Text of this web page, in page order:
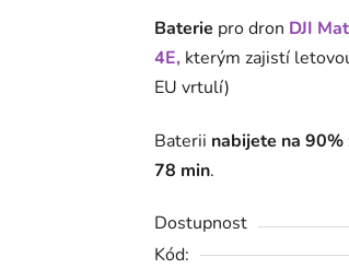
produktu
je
5,0
5
hvězdiček.
Baterie pro dron DJI
4E, kterým zajistí
EU vrtulí)
Baterii nabijete na 90%
78 min.
Dostupnost
Kód: